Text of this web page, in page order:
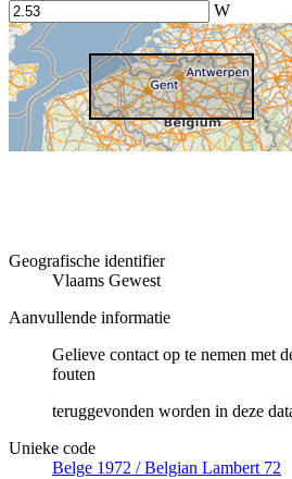
W
Geografische identifier
Vlaams Gewest
Aanvullende informatie
Gelieve contact op te nemen met
fouten
teruggevonden worden in deze
Unieke code
Belge 1972 / Belgian Lambert 72